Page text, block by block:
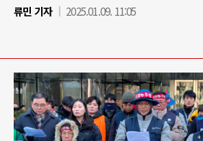
류민 기자
2025.01.09. 11:05